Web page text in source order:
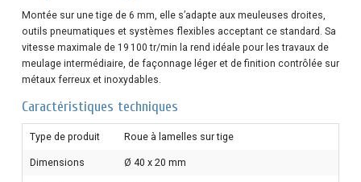
Montée sur une tige de 6 mm, elle s’adapte aux meuleuses droites,
outils pneumatiques et systèmes flexibles acceptant ce standard. Sa
vitesse maximale de 19 100 tr/min la rend idéale pour les travaux de
meulage intermédiaire, de façonnage léger et de finition contrôlée sur
métaux ferreux et inoxydables.
Caractéristiques techniques
Type de produit Roue à lamelles sur tige
Dimensions Ø 40 x 20 mm